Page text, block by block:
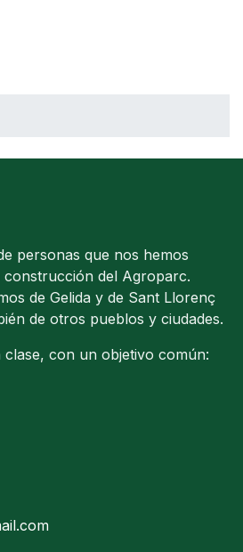
personas que nos hemos
construcción del Agroparc.
de Gelida y de Sant Llorenç
de otros pueblos y ciudades.
clase, con un objetivo común: